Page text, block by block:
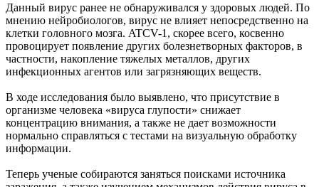
Данный вирус ранее не обнаруживался у здоровых людей. По
мнению нейробиологов, вирус не влияет непосредственно на
клетки головного мозга. ATCV-1, скорее всего, косвенно
провоцирует появление других болезнетворных факторов, в
частности, накопление тяжелых металлов, других
инфекционных агентов или загрязняющих веществ.
В ходе исследования было выявлено, что присутствие в
организме человека «вируса глупости» снижает
концентрацию внимания, а также не дает возможности
нормально справляться с тестами на визуальную обработку
информации.
Теперь ученые собираются заняться поисками источника